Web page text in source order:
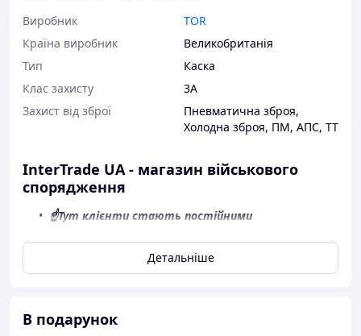
Виробник
TOR
Країна виробник
Великобританія
Тип
Каска
Клас захисту
3А
Захист від зброї
Пневматична зброя,
Холодна зброя, ПМ, АПС, ТТ
InterTrade UA - магазин військового
спорядження
☝Тут клієнти стають постійними
👍Якісний товар
✈️Швидка відправка
👉Є повернення, обмін
Детальніше
В подарунок